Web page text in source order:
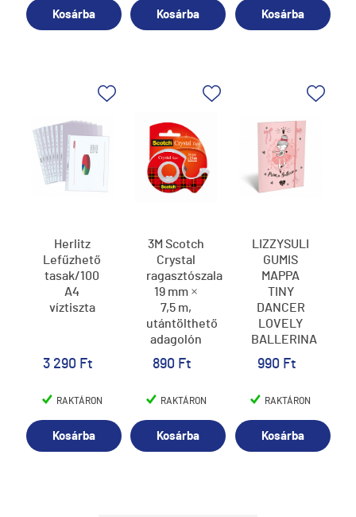
Kosárba Kosárba Kosárba
Herlitz
Lefűzhető
tasak/100
A4
víztiszta
3 290 Ft
RAKTÁRON
Kosárba
3M Scotch
Crystal
ragasztószalag
19 mm ×
7,5 m,
utántölthető
adagolón
(régi
cikkszám:
890 Ft
RAKTÁRON
Kosárba
LIZZYSULI
GUMIS
MAPPA
TINY
DANCER
LOVELY
BALLERINA
A/4
990 Ft
RAKTÁRON
Kosárba